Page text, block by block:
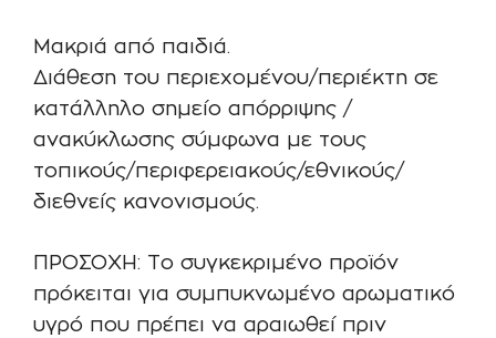
Μακριά από παιδιά.
Διάθεση του περιεχομένου/περιέκτη σε
κατάλληλο σημείο απόρριψης /
ανακύκλωσης σύμφωνα με τους
τοπικούς/περιφερειακούς/εθνικούς/
διεθνείς κανονισμούς.
ΠΡΟΣΟΧΗ: Το συγκεκριμένο προϊόν
πρόκειται για συμπυκνωμένο αρωματικό
υγρό που πρέπει να αραιωθεί πριν